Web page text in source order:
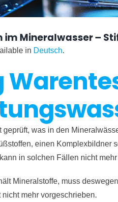
im Mineralwasser –
in Deutsch.
geprüft, was in den
einen Komplex­bildner
in solchen Fällen nicht
Mineralstoffe, muss
mehr vorgeschrieben.